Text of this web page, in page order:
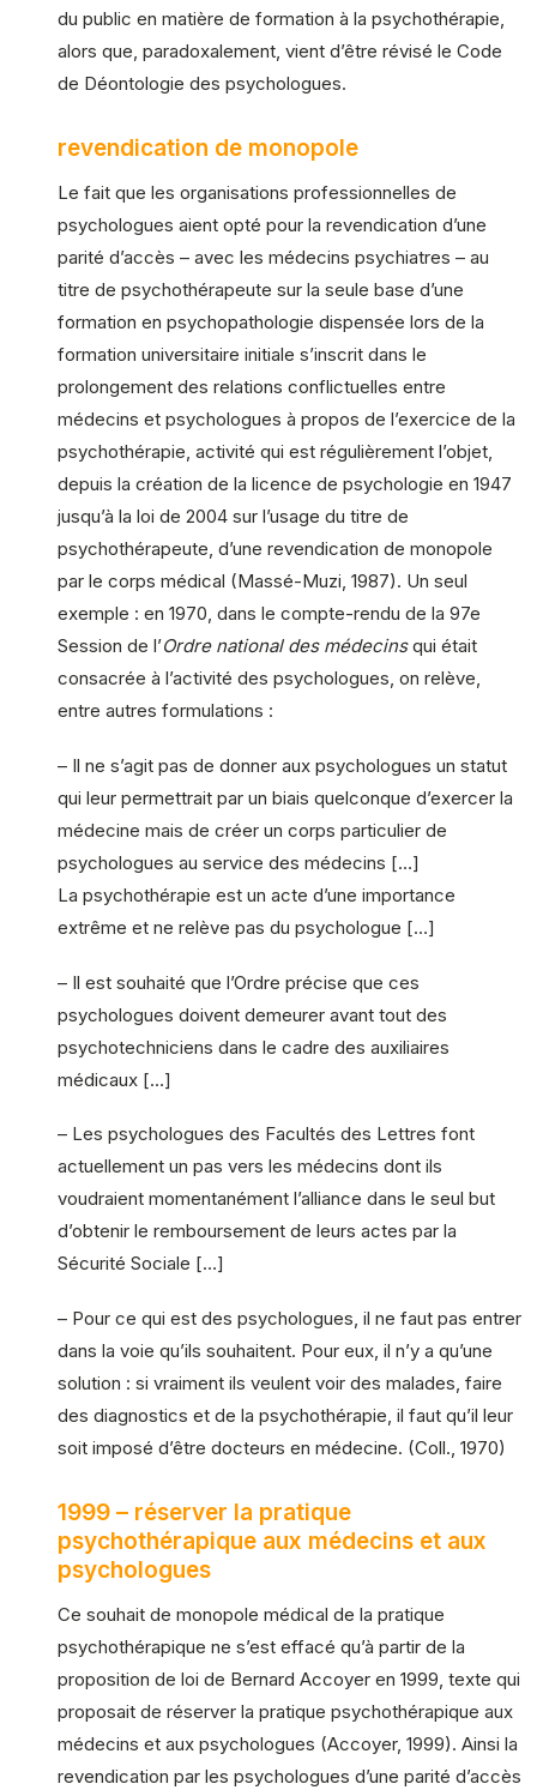
du public en matière de formation à la psychothérapie,
alors que, paradoxalement, vient d’être révisé le Code
de Déontologie des psychologues.
revendication de monopole
Le fait que les organisations professionnelles de
psychologues aient opté pour la revendication d’une
parité d’accès – avec les médecins psychiatres – au
titre de psychothérapeute sur la seule base d’une
formation en psychopathologie dispensée lors de la
formation universitaire initiale s’inscrit dans le
prolongement des relations conflictuelles entre
médecins et psychologues à propos de l’exercice de la
psychothérapie, activité qui est régulièrement l’objet,
depuis la création de la licence de psychologie en 1947
jusqu’à la loi de 2004 sur l’usage du titre de
psychothérapeute, d’une revendication de monopole
par le corps médical (Massé-Muzi, 1987). Un seul
exemple : en 1970, dans le compte-rendu de la 97e
Session de l’Ordre national des médecinsqui était
consacrée à l’activité des psychologues, on relève,
entre autres formulations :
– Il ne s’agit pas de donner aux psychologues un statut
qui leur permettrait par un biais quelconque d’exercer la
médecine mais de créer un corps particulier de
psychologues au service des médecins […]
La psychothérapie est un acte d’une importance
extrême et ne relève pas du psychologue […]
– Il est souhaité que l’Ordre précise que ces
psychologues doivent demeurer avant tout des
psychotechniciens dans le cadre des auxiliaires
médicaux […]
– Les psychologues des Facultés des Lettres font
actuellement un pas vers les médecins dont ils
voudraient momentanément l’alliance dans le seul but
d’obtenir le remboursement de leurs actes par la
Sécurité Sociale […]
– Pour ce qui est des psychologues, il ne faut pas entrer
dans la voie qu’ils souhaitent. Pour eux, il n’y a qu’une
solution : si vraiment ils veulent voir des malades, faire
des diagnostics et de la psychothérapie, il faut qu’il leur
soit imposé d’être docteurs en médecine. (Coll., 1970)
1999 – réserver la pratique
psychothérapique aux médecins et aux
psychologues
Ce souhait de monopole médical de la pratique
psychothérapique ne s’est effacé qu’à partir de la
proposition de loi de Bernard Accoyer en 1999, texte qui
proposait de réserver la pratique psychothérapique aux
médecins et aux psychologues (Accoyer, 1999). Ainsi la
revendication par les psychologues d’une parité d’accès